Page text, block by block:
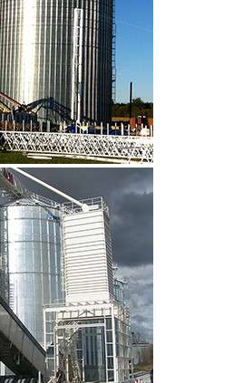
POUR AGRANDIR